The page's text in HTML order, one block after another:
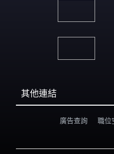
其他連結
廣告查詢 職位